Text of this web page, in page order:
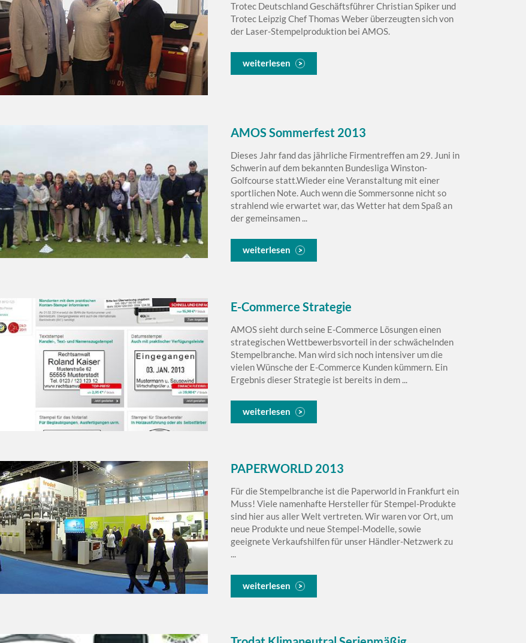
Trotec Deutschland Geschäftsführer Christian Spiker und
Trotec Leipzig Chef Thomas Weber überzeugten sich von
der Laser-Stempelproduktion bei AMOS.
weiterlesen
AMOS Sommerfest 2013
Dieses Jahr fand das jährliche Firmentreffen am 29. Juni in
Schwerin auf dem bekannten Bundesliga Winston-
Golfcourse statt.Wieder eine Veranstaltung mit einer
sportlichen Note. Auch wenn die Sommersonne nicht so
strahlend wie erwartet war, das Wetter hat dem Spaß an
der gemeinsamen ...
weiterlesen
E-Commerce Strategie
AMOS sieht durch seine E-Commerce Lösungen einen
strategischen Wettbewerbsvorteil in der schwächelnden
Stempelbranche. Man wird sich noch intensiver um die
vielen Wünsche der E-Commerce Kunden kümmern. Ein
Ergebnis dieser Strategie ist bereits in dem ...
weiterlesen
PAPERWORLD 2013
Für die Stempelbranche ist die Paperworld in Frankfurt ein
Muss! Viele namenhafte Hersteller für Stempel-Produkte
sind hier aus aller Welt vertreten. Wir waren vor Ort, um
neue Produkte und neue Stempel-Modelle, sowie
geeignete Verkaufshilfen für unser Händler-Netzwerk zu
...
weiterlesen